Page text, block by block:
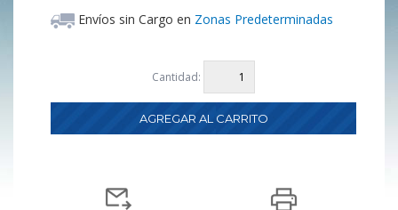
Envíos sin Cargo en Zonas Predeterminadas
Cantidad: